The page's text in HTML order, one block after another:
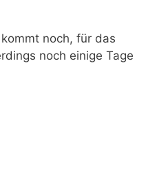
noch, für das
noch einige Tage